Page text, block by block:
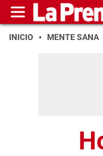
INICIO MENTE SANA